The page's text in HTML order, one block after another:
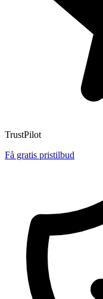
TrustPilot
Få gratis pristilbud